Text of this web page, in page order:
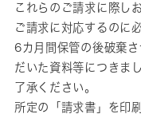
これらのご請求に際し
ご請求に対応するのに
6カ月間保管の後破棄
だいた資料等につきま
了承ください。
所定の「請求書」を印